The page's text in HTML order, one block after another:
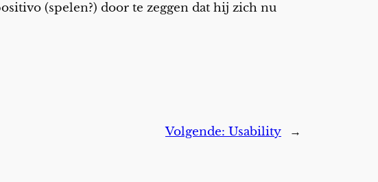
(spelen?) door te zeggen dat hij zich nu
Volgende: Usability →